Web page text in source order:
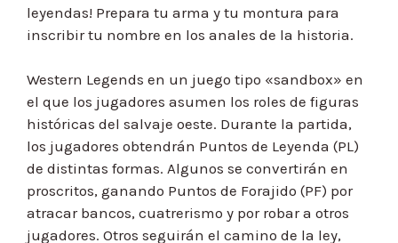
leyendas! Prepara tu arma y tu montura para
inscribir tu nombre en los anales de la historia.
Western Legends en un juego tipo «sandbox» en
el que los jugadores asumen los roles de figuras
históricas del salvaje oeste. Durante la partida,
los jugadores obtendrán Puntos de Leyenda (PL)
de distintas formas. Algunos se convertirán en
proscritos, ganando Puntos de Forajido (PF) por
atracar bancos, cuatrerismo y por robar a otros
jugadores. Otros seguirán el camino de la ley,